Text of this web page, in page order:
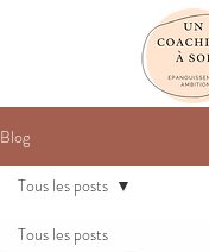
Blog
Tous les posts
Tous les posts